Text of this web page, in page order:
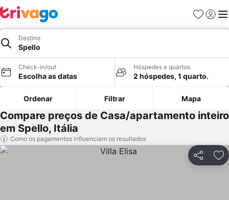
Favoritos
Iniciar
Destino
Spello
Check-in/out
Escolha as datas
Hóspedes e quartos
2 hóspedes, 1 quarto.
Ordenar Filtrar Mapa
Compare preços de Casa/apartamento inteiro
em Spello, Itália
Como os pagamentos influenciam os resultados
Partilhar